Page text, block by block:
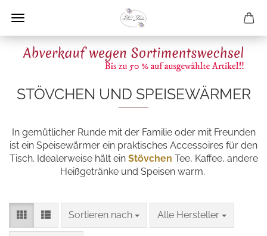
STÖVCHEN UND SPEISEWÄRMER
In gemütlicher Runde mit der Familie oder mit Freunden
ist ein Speisewärmer ein praktisches Accessoires für den
Tisch. Idealerweise hält ein Stövchen Tee, Kaffee, andere
Heißgetränke und Speisen warm.
Sortieren nach
Sortieren nach Alle Hersteller
pro Seite